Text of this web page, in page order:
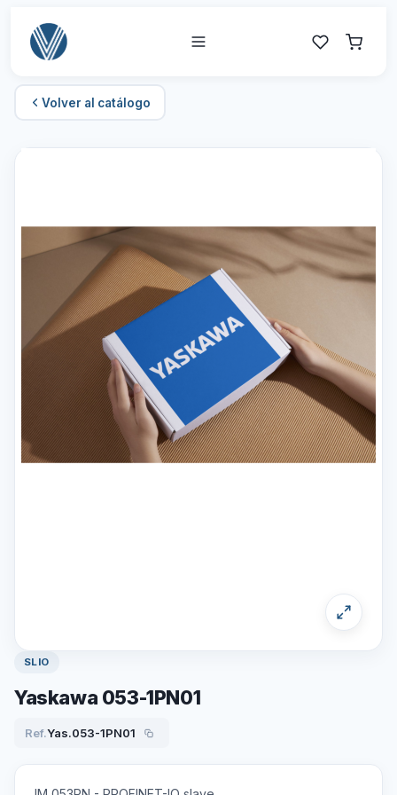
Volver al catálogo
SLIO
Yaskawa 053-1PN01
Ref.Yas.053-1PN01